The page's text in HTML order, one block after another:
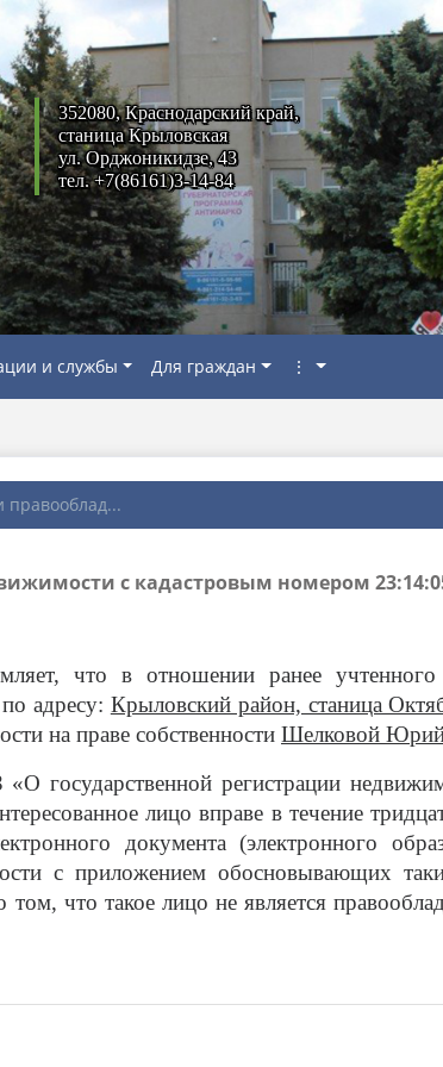
352080, Краснодарский край,
станица Крыловская
ул. Орджоникидзе, 43
тел. +7(86161)3-14-84
и службы Для граждан ⋮
с кадастровым номером
что в отношении ранее
адресу: Крыловский район, станица
на праве собственности Шелковой Юрий
государственной регистрации
лицо вправе в течение
документа (электронного
с приложением обосновывающих
что такое лицо не является